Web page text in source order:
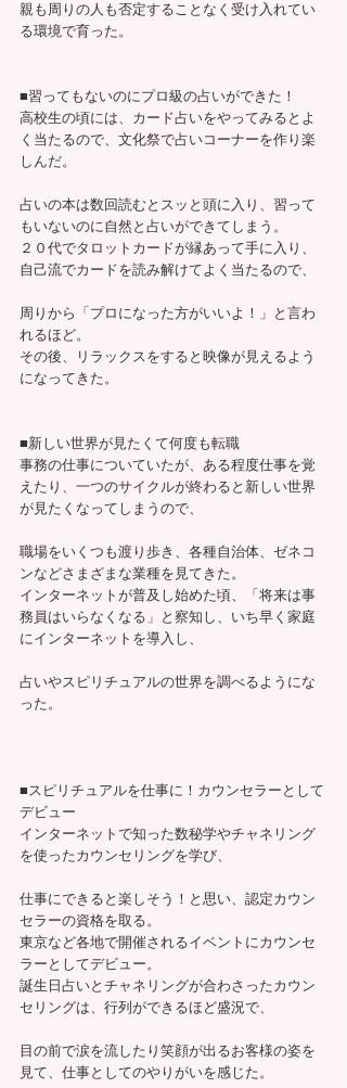
親も周りの人も否定することなく受け入れてい
る環境で育った。
■習ってもないのにプロ級の占いができた！
高校生の頃には、カード占いをやってみるとよ
く当たるので、文化祭で占いコーナーを作り楽
しんだ。
占いの本は数回読むとスッと頭に入り、習って
もいないのに自然と占いができてしまう。
２０代でタロットカードが縁あって手に入り、
自己流でカードを読み解けてよく当たるので、
周りから「プロになった方がいいよ！」と言わ
れるほど。
その後、リラックスをすると映像が見えるよう
になってきた。
■新しい世界が見たくて何度も転職
事務の仕事についていたが、ある程度仕事を覚
えたり、一つのサイクルが終わると新しい世界
が見たくなってしまうので、
職場をいくつも渡り歩き、各種自治体、ゼネコ
ンなどさまざまな業種を見てきた。
インターネットが普及し始めた頃、「将来は事
務員はいらなくなる」と察知し、いち早く家庭
にインターネットを導入し、
占いやスピリチュアルの世界を調べるようにな
った。
■スピリチュアルを仕事に！カウンセラーとして
デビュー
インターネットで知った数秘学やチャネリング
を使ったカウンセリングを学び、
仕事にできると楽しそう！と思い、認定カウン
セラーの資格を取る。
東京など各地で開催されるイベントにカウンセ
ラーとしてデビュー。
誕生日占いとチャネリングが合わさったカウン
セリングは、行列ができるほど盛況で、
目の前で涙を流したり笑顔が出るお客様の姿を
見て、仕事としてのやりがいを感じた。